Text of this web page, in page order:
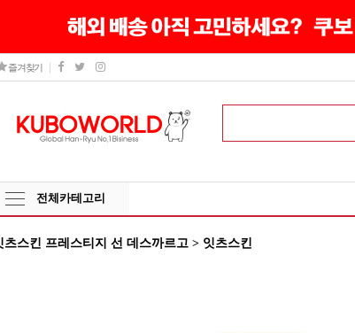
즐겨찾기
전체카테고리
츠스킨 프레스티지 선 데스까르고 > 잇츠스킨